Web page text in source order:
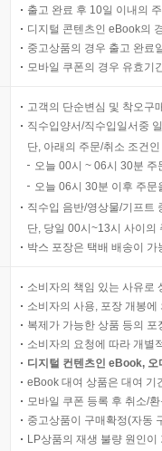
출고 완료 후 10일 이내의
디지털 콘텐츠인 eBook의
중고상품의 경우 출고 완료
모바일 쿠폰의 경우 유효기
고객의 단순변심 및 착오구
직수입양서/직수입일서중
단, 아래의 주문/취소 조건
오늘 00시 ~ 06시 30분
오늘 06시 30분 이후 주
직수입 음반/영상물/기프트
단, 당일 00시~13시 사이의
박스 포장은 택배 배송이
소비자의 책임 있는 사유로
소비자의 사용, 포장 개봉
복제가 가능한 상품 등의
소비자의 요청에 따라 개별
디지털 컨텐츠인 eBook,
eBook 대여 상품은 대여 기
모바일 쿠폰 등록 후 취소/
중고상품이 구매확정(자동
LP상품의 재생 불량 원인